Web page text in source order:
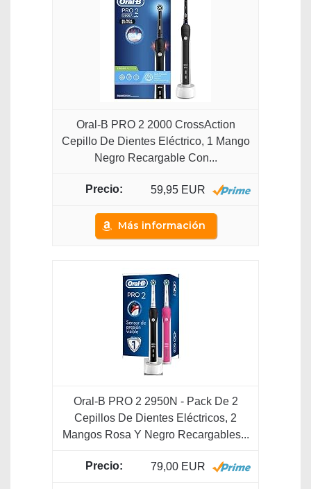
Oral-B PRO 2 2000 CrossAction
Cepillo De Dientes Eléctrico, 1 Mango
Negro Recargable Con...
59,95 EUR
Más información
Oral-B PRO 2 2950N - Pack De 2
Cepillos De Dientes Eléctricos, 2
Mangos Rosa Y Negro Recargables...
79,00 EUR